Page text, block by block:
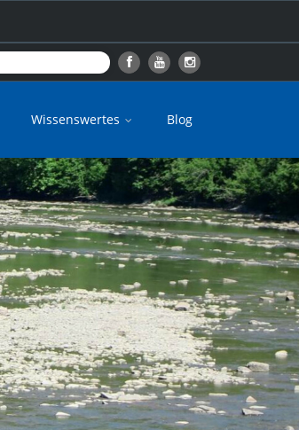
Wissenswertes Blog